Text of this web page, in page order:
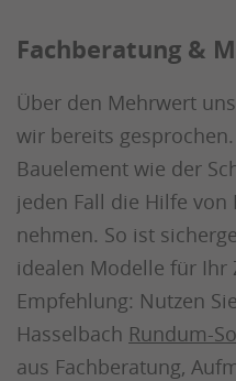
Fachberatung &
Über den Mehrwert
wir bereits
Bauelement wie der
jeden Fall die Hilfe
nehmen. So ist
idealen Modelle für Ihr
Empfehlung: Nutzen
Hasselbach Rundum-
aus Fachberatung,